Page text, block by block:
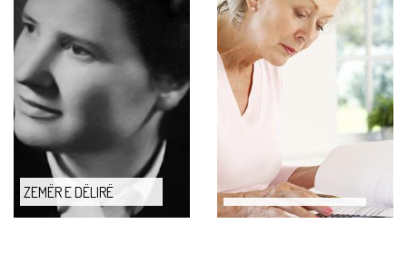
ZEMËR E DËLIRË